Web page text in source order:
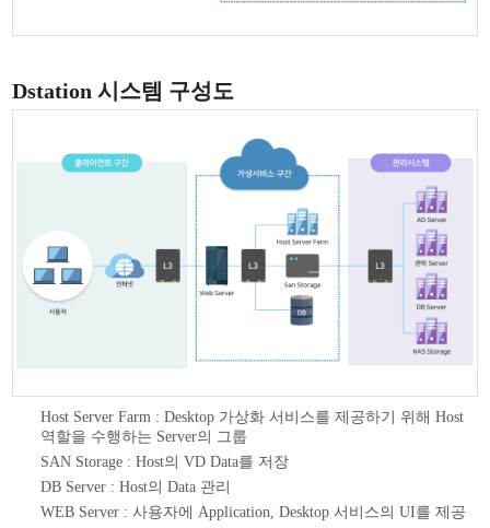
Dstation 시스템 구성도
Host Server Farm : Desktop 가상화 서비스를 제공하기 위해 Host
역할을 수행하는 Server의 그룹
SAN Storage : Host의 VD Data를 저장
DB Server : Host의 Data 관리
WEB Server : 사용자에 Application, Desktop 서비스의 UI를 제공